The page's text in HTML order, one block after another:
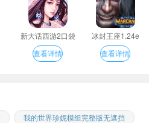
新大话西游2口袋
版
查看详情
冰封王座1.24e
查看详情
我的世界珍妮模组完整版无遮挡